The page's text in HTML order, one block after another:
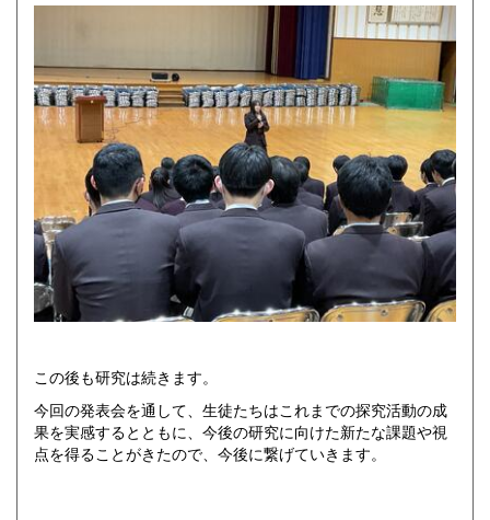
この後も研究は続きます。
今回の発表会を通して、生徒たちはこれまでの探究活動の成
果を実感するとともに、今後の研究に向けた新たな課題や視
点を得ることがきたので、今後に繋げていきます。